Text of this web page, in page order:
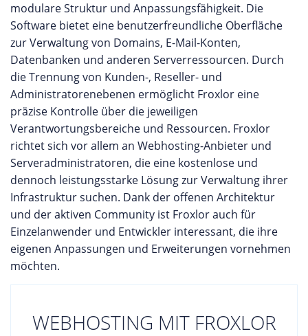
modulare Struktur und Anpassungsfähigkeit. Die
Software bietet eine benutzerfreundliche Oberfläche
zur Verwaltung von Domains, E-Mail-Konten,
Datenbanken und anderen Serverressourcen. Durch
die Trennung von Kunden-, Reseller- und
Administratorenebenen ermöglicht Froxlor eine
präzise Kontrolle über die jeweiligen
Verantwortungsbereiche und Ressourcen. Froxlor
richtet sich vor allem an Webhosting-Anbieter und
Serveradministratoren, die eine kostenlose und
dennoch leistungsstarke Lösung zur Verwaltung ihrer
Infrastruktur suchen. Dank der offenen Architektur
und der aktiven Community ist Froxlor auch für
Einzelanwender und Entwickler interessant, die ihre
eigenen Anpassungen und Erweiterungen vornehmen
möchten.
WEBHOSTING MIT FROXLOR